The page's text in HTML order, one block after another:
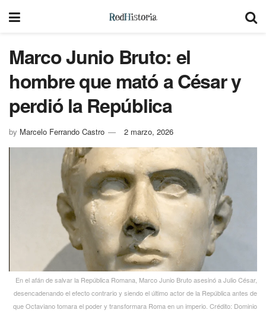
Marco Junio Bruto: el
hombre que mató a César y
perdió la República
by Marcelo Ferrando Castro 2 marzo, 2026
En el afán de salvar la República Romana, Marco Junio Bruto asesinó a Julio César,
desencadenando el efecto contrario y siendo el último actor de la República antes de
que Octaviano tomara el poder y transformara Roma en un imperio. Crédito: Dominio